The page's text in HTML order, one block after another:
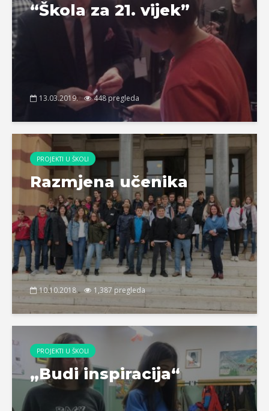
“Škola za 21. vijek”
13.03.2019. 448 pregleda
PROJEKTI U ŠKOLI
Razmjena učenika
10.10.2018. 1,387 pregleda
PROJEKTI U ŠKOLI
„Budi inspiracija“